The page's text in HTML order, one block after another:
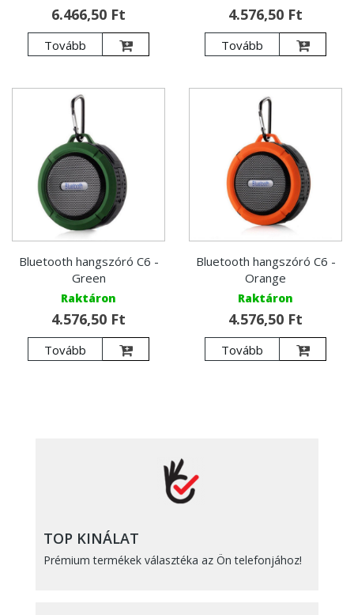
6.466,50 Ft
Tovább
4.576,50 Ft
Tovább
Bluetooth hangszóró C6 -
Green
Raktáron
4.576,50 Ft
Tovább
Bluetooth hangszóró C6 -
Orange
Raktáron
4.576,50 Ft
Tovább
TOP KINÁLAT
Prémium termékek választéka az Ön telefonjához!